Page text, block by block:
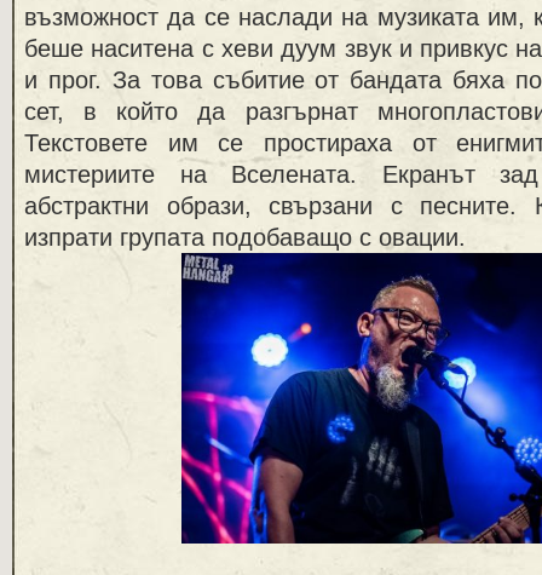
възможност да се наслади на музиката им,
беше наситена с хеви дуум звук и привкус
и прог. За това събитие от бандата бяха
сет, в който да разгърнат
Текстовете им се простираха от
мистериите на Вселената. Екранът
абстрактни образи, свързани с
изпрати групата подобаващо с овации.